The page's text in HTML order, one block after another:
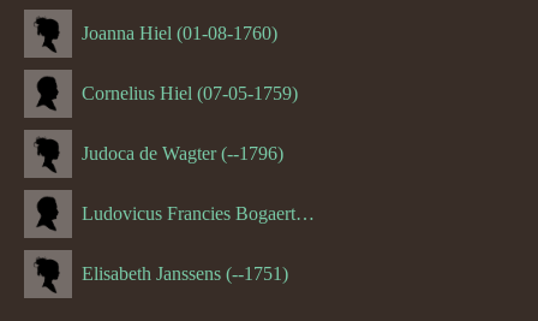
Joanna Hiel (01-08-1760)
Cornelius Hiel (07-05-1759)
Judoca de Wagter (--1796)
Ludovicus Francies Bogaert (--1825)
Elisabeth Janssens (--1751)